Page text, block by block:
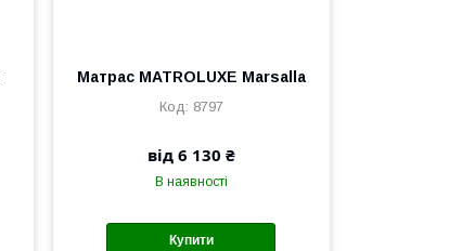
Матрас MATROLUXE Marsalla
8797
від 6 130 ₴
В наявності
Купити